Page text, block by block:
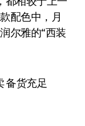
配色中，月
尔雅的“西装